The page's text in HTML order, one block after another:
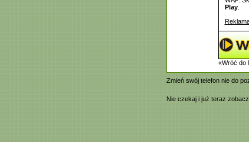
Play.
«Wróć do
Zmień swój telefon nie do
Nie czekaj i już teraz